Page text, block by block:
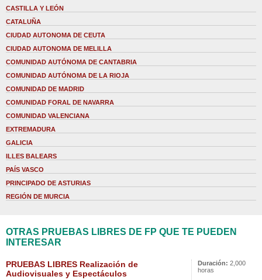
CASTILLA Y LEÓN
CATALUÑA
CIUDAD AUTONOMA DE CEUTA
CIUDAD AUTONOMA DE MELILLA
COMUNIDAD AUTÓNOMA DE CANTABRIA
COMUNIDAD AUTÓNOMA DE LA RIOJA
COMUNIDAD DE MADRID
COMUNIDAD FORAL DE NAVARRA
COMUNIDAD VALENCIANA
EXTREMADURA
GALICIA
ILLES BALEARS
PAÍS VASCO
PRINCIPADO DE ASTURIAS
REGIÓN DE MURCIA
OTRAS PRUEBAS LIBRES DE FP QUE TE PUEDEN
INTERESAR
PRUEBAS LIBRES Realización de
Audiovisuales y Espectáculos
Duración: 2,000
horas